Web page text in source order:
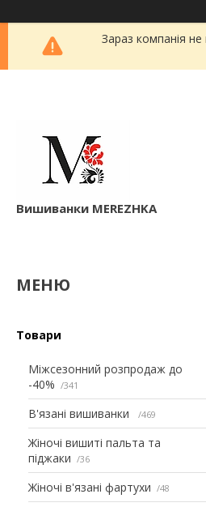
Зараз компанія
Вишиванки MEREZHKA
Товари
Міжсезонний розпродаж до
-40%
341
В'язані вишиванки 469
Жіночі вишиті пальта та
піджаки
36
Жіночі в'язані фартухи 48